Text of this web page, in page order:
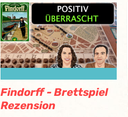
Findorff - Brettspiel
Rezension